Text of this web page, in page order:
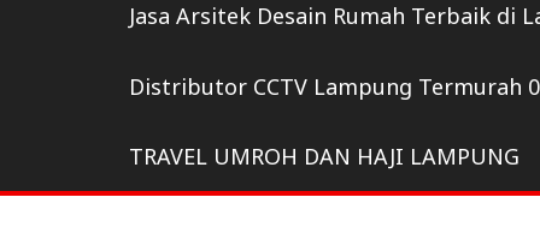
Jasa Arsitek Desain Rumah Terbaik di
Distributor CCTV Lampung Termurah
TRAVEL UMROH DAN HAJI LAMPUNG